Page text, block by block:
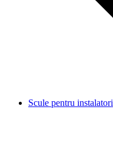
Scule pentru instalatori